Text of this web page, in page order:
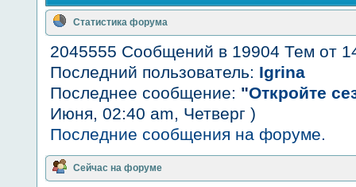
Статистика форума
2045555 Сообщений в 19904 Тем от
Последний пользователь: Igrina
Последнее сообщение: "Откройте
Июня, 02:40 am, Четверг )
Последние сообщения на форуме.
Сейчас на форуме